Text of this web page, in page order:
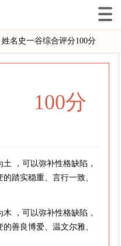
姓名史一谷综合评分100分
100分
土 ，可以弥补性格缺陷，
踏实稳重、言行一致、
木 ，可以弥补性格缺陷，
善良博爱、温文尔雅、